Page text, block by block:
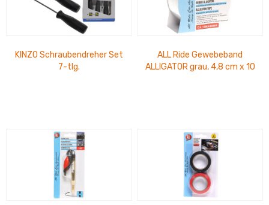
KINZO Schraubendreher Set
7-tlg.
ALL Ride Gewebeband
ALLIGATOR grau, 4,8 cm x 10